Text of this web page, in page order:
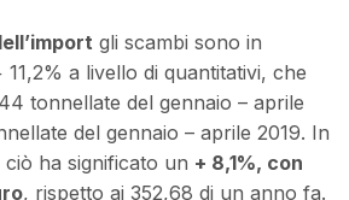
gli scambi sono in
a livello di quantitativi, che
tonnellate del gennaio – aprile
del gennaio – aprile 2019. In
ha significato un + 8,1%, con
, rispetto ai 352,68 di un anno fa.